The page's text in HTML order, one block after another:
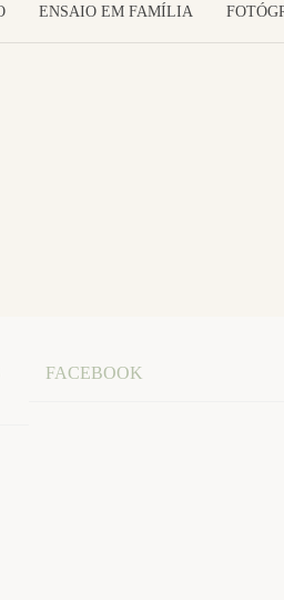
ENSAIO EM FAMÍLIA
FACEBOOK